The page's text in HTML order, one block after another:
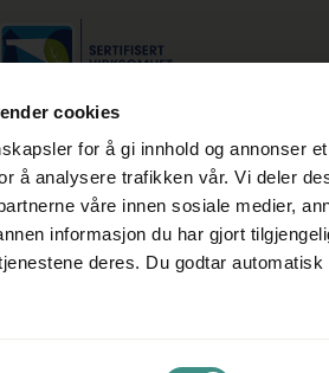
cookies
for å gi innhold og annonser
å analysere trafikken vår. Vi deler
våre innen sosiale medier,
informasjon du har gjort
deres. Du godtar